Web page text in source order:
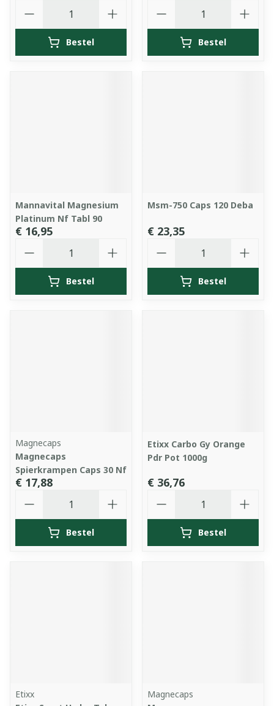
Bestel Bestel
Mannavital Magnesium
Platinum Nf Tabl 90
€ 16,95
Bestel
Msm-750 Caps 120 Deba
€ 23,35
Bestel
Magnecaps
Magnecaps
Spierkrampen Caps 30 Nf
€ 17,88
Bestel
Etixx Carbo Gy Orange
Pdr Pot 1000g
€ 36,76
Bestel
Etixx
Magnecaps